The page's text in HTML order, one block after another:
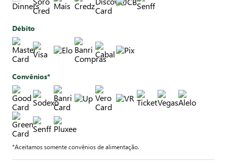
Débito
Convênios*
*Aceitamos somente convênios de alimentação.